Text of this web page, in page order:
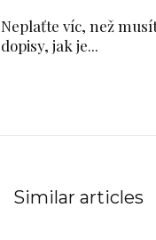
Neplaťte víc, než
dopisy, jak je...
Similar articles